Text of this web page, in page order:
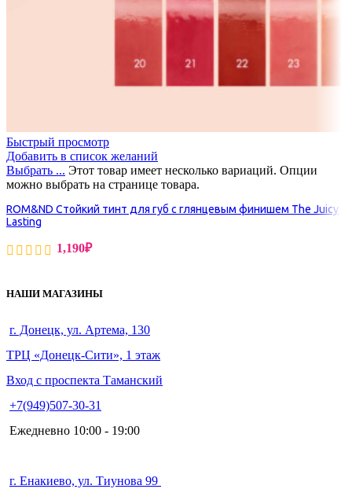
Быстрый просмотр
Добавить в список желаний
Выбрать ... Этот товар имеет несколько вариаций. Опции
можно выбрать на странице товара.
ROM&ND Стойкий тинт для губ с глянцевым финишем The Juicy
Lasting
1,190₽
НАШИ МАГАЗИНЫ
г. Донецк, ул. Артема, 130
ТРЦ «Донецк-Сити», 1 этаж
Вход с проспекта Таманский
+7(949)507-30-31
Ежедневно 10:00 - 19:00
г. Енакиево, ул. Тиунова 99